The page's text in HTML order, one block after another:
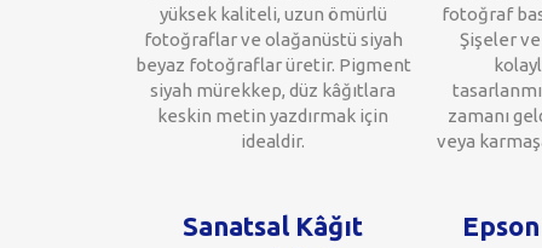
yüksek kaliteli, uzun ömürlü
fotoğraflar ve olağanüstü siyah
beyaz fotoğraflar üretir. Pigment
siyah mürekkep, düz kâğıtlara
keskin metin yazdırmak için
idealdir.
fotoğraf
Şişeler
zamanı
veya
Sanatsal Kâğıt